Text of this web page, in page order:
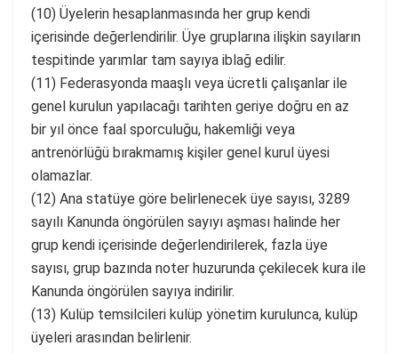
(10) Üyelerin hesaplanmasında her grup kendi
içerisinde değerlendirilir. Üye gruplarına ilişkin sayıların
tespitinde yarımlar tam sayıya iblağ edilir.
(11) Federasyonda maaşlı veya ücretli çalışanlar ile
genel kurulun yapılacağı tarihten geriye doğru en az
bir yıl önce faal sporculuğu, hakemliği veya
antrenörlüğü bırakmamış kişiler genel kurul üyesi
olamazlar.
(12) Ana statüye göre belirlenecek üye sayısı, 3289
sayılı Kanunda öngörülen sayıyı aşması halinde her
grup kendi içerisinde değerlendirilerek, fazla üye
sayısı, grup bazında noter huzurunda çekilecek kura ile
Kanunda öngörülen sayıya indirilir.
(13) Kulüp temsilcileri kulüp yönetim kurulunca, kulüp
üyeleri arasından belirlenir.